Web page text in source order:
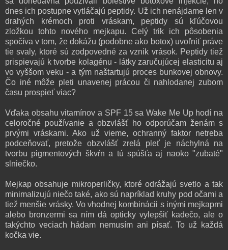
dnes ich postupne vytláčajú peptidy. Už ich nenájdame len v
drahých krémoch proti vráskam, peptidy sú kľúčovou
zložkou tohto nového mejkapu. Celý trik ich pôsobenia
spočíva v tom, že dokážu (podobne ako botox) uvoľniť práve
tie svaly, ktoré sú zodpovedné za vznik vrások. Peptidy tiež
prispievajú k tvorbe kolagénu - látky zaručujúcej elasticitu aj
vo vyššom veku - a tým naštartujú proces bunkovej obnovy.
Čo iné môže pleti unavenej prácou či nahlodanej zubom
času prospieť viac?
Vďaka obsahu vitamínov a SPF 15 sa Wake Me Up hodí na
celoročné používanie a obzvlášť ho odporúčam ženám s
prvými vráskami. Ako už vieme, ochranný faktor netreba
podceňovať, pretože obzvlášť zrelá pleť je náchylná na
tvorbu pigmentových škvŕn a tú spúšťa aj naoko "zubaté"
slniečko.
Mejkap obsahuje mikroperličky, ktoré odrážajú svetlo a tak
minimalizujú niečo také, ako sú napríklad kruhy pod očami a
tiež menšie vrásky. Vo vhodnej kombinácii s inými mejkapmi
alebo bronzermi sa ním dá opticky vylepšiť kadečo, ale o
takýchto veciach hádam nemusím ani písať. To už každá
kočka vie.